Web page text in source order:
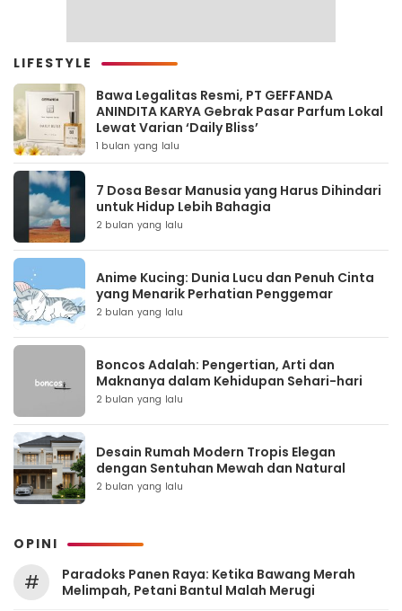
LIFESTYLE
Bawa Legalitas Resmi, PT GEFFANDA
ANINDITA KARYA Gebrak Pasar Parfum Lokal
Lewat Varian ‘Daily Bliss’
1 bulan yang lalu
7 Dosa Besar Manusia yang Harus Dihindari
untuk Hidup Lebih Bahagia
2 bulan yang lalu
Anime Kucing: Dunia Lucu dan Penuh Cinta
yang Menarik Perhatian Penggemar
2 bulan yang lalu
Boncos Adalah: Pengertian, Arti dan
Maknanya dalam Kehidupan Sehari-hari
2 bulan yang lalu
Desain Rumah Modern Tropis Elegan
dengan Sentuhan Mewah dan Natural
2 bulan yang lalu
OPINI
#
Paradoks Panen Raya: Ketika Bawang Merah
Melimpah, Petani Bantul Malah Merugi